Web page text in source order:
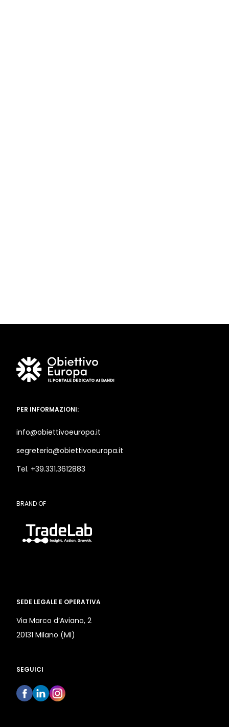
PER INFORMAZIONI:
info@obiettivoeuropa.it
segreteria@obiettivoeuropa.it
Tel. +39.331.3612883
BRAND OF
SEDE LEGALE E OPERATIVA
Via Marco d’Aviano, 2
20131 Milano (MI)
SEGUICI